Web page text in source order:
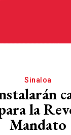
Sinaloa
la
Mandato